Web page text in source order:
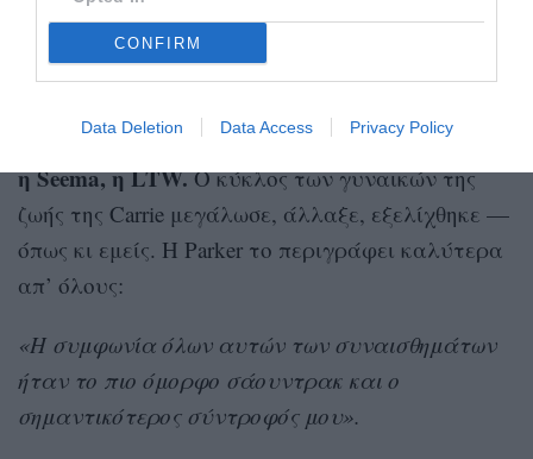
CONFIRM
Data Deletion Data Access Privacy Policy
πέρασα μαζί σας. Θα περάσει πολύς καιρός
μέχρι να ξεχάσω. Σας ευχαριστώ όλους. Σας
αγαπώ τόσο»,δήλωσε στη συνέχεια ηParker.
Η Miranda, η Charlotte, η Samantha. Και τώρα
η Seema, η LTW.Ο κύκλος των γυναικών της
ζωής της Carrie μεγάλωσε, άλλαξε, εξελίχθηκε —
όπως κι εμείς. Η Parker το περιγράφει καλύτερα
απ’ όλους:
«Η συμφωνία όλων αυτών των συναισθημάτων
ήταν το πιο όμορφο σάουντρακ και ο
σημαντικότερος σύντροφός μου».